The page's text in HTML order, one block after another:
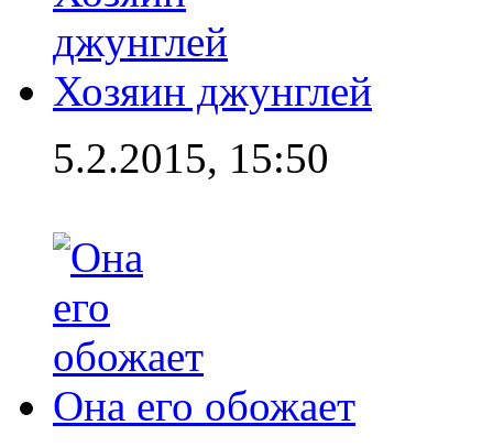
Хозяин джунглей
5.2.2015, 15:50
Она его обожает